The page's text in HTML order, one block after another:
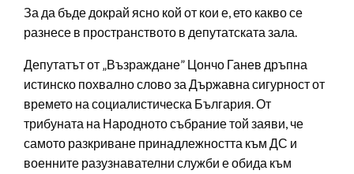
За да бъде докрай ясно кой от кои е, ето какво се
разнесе в пространството в депутатската зала.
Депутатът от „Възраждане” Цончо Ганев дръпна
истинско похвално слово за Държавна сигурност от
времето на социалистическа България. От
трибуната на Народното събрание той заяви, че
самото разкриване принадлежността към ДС и
военните разузнавателни служби е обида към